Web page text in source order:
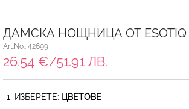
ДАМСКА НОЩНИЦА ОТ ESOTIQ
Art.No.: 42699
26.54 €/51.91 ЛВ.
1. ИЗБЕРЕТЕ: ЦВЕТОВЕ